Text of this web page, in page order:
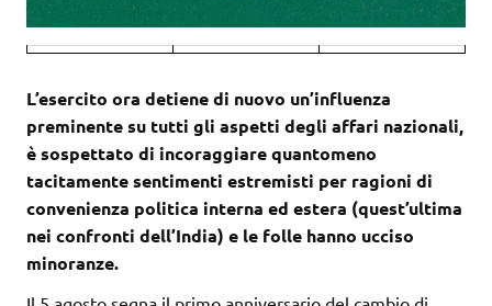
L’esercito ora detiene di nuovo un’influenza
preminente su tutti gli aspetti degli affari nazionali,
è sospettato di incoraggiare quantomeno
tacitamente sentimenti estremisti per ragioni di
convenienza politica interna ed estera (quest’ultima
nei confronti dell’India) e le folle hanno ucciso
minoranze.